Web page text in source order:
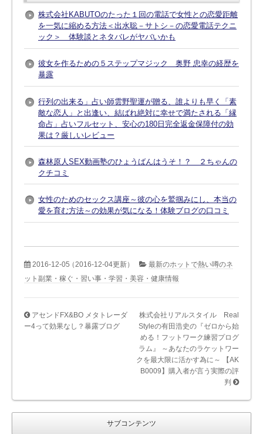
株式会社KABUTOのたった１回の電話で女性との恋愛距離
を一気に縮める方法＜出水聡－サトシ－の恋愛電話テクニ
ック＞ 体験談とネタバレがヤバいかも
彼女を作るための５ステップマジック 奥野 忠幸の経歴を
暴露
行列の出来る」占い師雲野聖運が贈る、誰よりも早く「素
敵な恋人」と出逢い、結ばれ絶対に幸せで満たされる「縁
命占」占いフルセット、安心の180日完全返金保障付の効
果は？厳しいレビュー
森林原人SEX動画塾のひょうばんはうそ！？ ２ちゃんの
クチコミ
女性のためのセックス講座～彼の心を鷲掴みにし、本当の
愛を育む方法～の効果が気になる！体験ブログの口コミ
2016-12-05（2016-12-04更新）
最新のホットで熱い噂のネ
ット副業・稼ぐ・習い事・学習・美容・健康情報
アセンドFX&BO メタトレーダ
ー4って効果なし？暴露ブログ
株式会社リアルスタイル Real
Styleの有田浩史の『ゼロから始
める！フットワーク練習プログ
ラム』 ～あなたのラケットワー
クを最大限に活かす為に～ 【AK
B0009】購入者が言う実際の評
判
サブコンテンツ